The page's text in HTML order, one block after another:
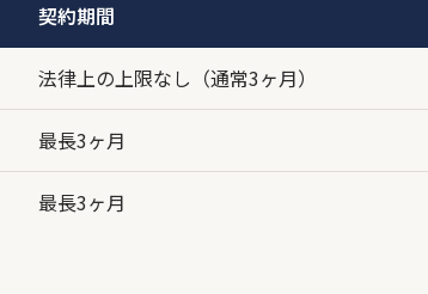
契約期間
法律上の上限なし（通常3ヶ月）
最長3ヶ月
最長3ヶ月